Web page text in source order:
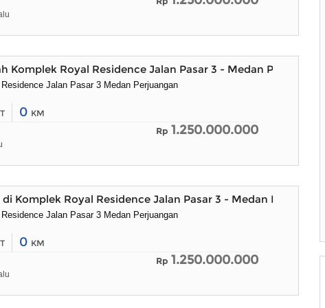
Komplek Royal Residence Jalan Pasar 3 - Medan Perjuangan
Jalan Pasar 3 Medan Perjuangan
0 KM
Rp 1.250.000.000
Komplek Royal Residence Jalan Pasar 3 - Medan Perjuangan
Jalan Pasar 3 Medan Perjuangan
0 KM
Rp 1.250.000.000